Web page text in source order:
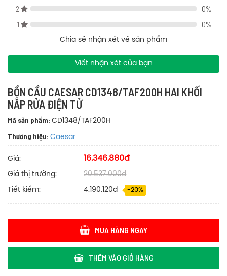
+ Bàn cầu công nghệ xả xoáy: xả mạnh- tiết kiệm nước- giảm
tiếng ồn khó chịu
Bản vẽ kỹ thuật bồn cầu Caesar CD1348/TAF200H hai khối nắp rửa
điện tử
2
0%
1
0%
Chia sẻ nhận xét về sản phẩm
Viết nhận xét của bạn
BỒN CẦU CAESAR CD1348/TAF200H HAI KHỐI
NẮP RỬA ĐIỆN TỬ
Mã sản phẩm: CD1348/TAF200H
Thương hiệu: Caesar
Giá: 16.346.880đ
Giá thị trường: 20.537.000đ
Tiết kiếm: 4.190.120đ -20%
MUA HÀNG NGAY
THÊM VÀO GIỎ HÀNG